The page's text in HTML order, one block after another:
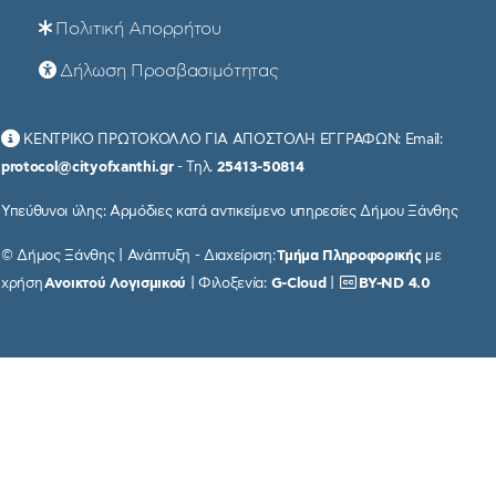
Πολιτική Απορρήτου
Δήλωση Προσβασιμότητας
ΚΕΝΤΡΙΚΟ ΠΡΩΤΟΚΟΛΛΟ ΓΙΑ ΑΠΟΣΤΟΛΗ ΕΓΓΡΑΦΩΝ: Email:
protocol@cityofxanthi.gr- Τηλ. 25413-50814
Υπεύθυνοι ύλης: Αρμόδιες κατά αντικείμενο υπηρεσίες Δήμου Ξάνθης
© Δήμος Ξάνθης | Ανάπτυξη - Διαχείριση:Τμήμα Πληροφορικήςμε
χρήσηΑνοικτού Λογισμικού | Φιλοξενία: G-Cloud BY-ND 4.0